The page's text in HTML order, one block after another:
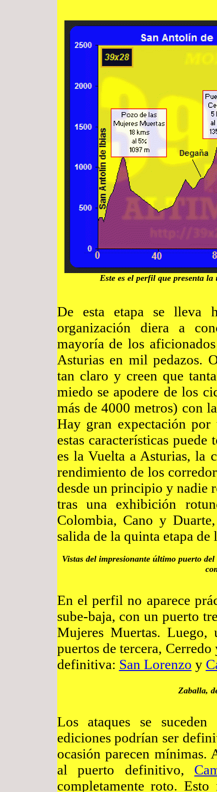
Este es el perfil que presenta
De esta etapa se lleva
organización diera a
mayoría de los
Asturias en mil pedazos.
tan claro y creen que
miedo se apodere de los
más de 4000 metros) con
Hay gran expectación
estas características
es la Vuelta a Asturias, la
rendimiento de los
desde un principio y nadie
tras una exhibición
Colombia, Cano y
salida de la quinta etapa de
Vistas del impresionante último puerto
En el perfil no aparece
sube-baja, con un puerto
Mujeres Muertas. Luego,
puertos de tercera,
definitiva: San Lorenzo y
Zaballa,
Los ataques se
ediciones podrían ser
ocasión parecen mínimas.
al puerto definitivo,
completamente roto. Esto